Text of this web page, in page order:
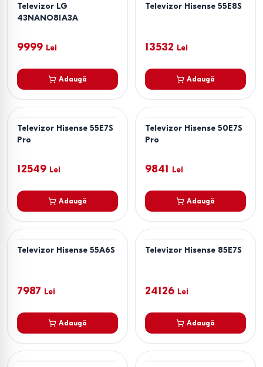
Televizor LG
43NANO81A3A
9999 Lei
Adaugă
Televizor Hisense 55E8S
13532 Lei
Adaugă
Televizor Hisense 55E7S
Pro
12549 Lei
Adaugă
Televizor Hisense 50E7S
Pro
9841 Lei
Adaugă
Televizor Hisense 55A6S
7987 Lei
Adaugă
Televizor Hisense 85E7S
24126 Lei
Adaugă